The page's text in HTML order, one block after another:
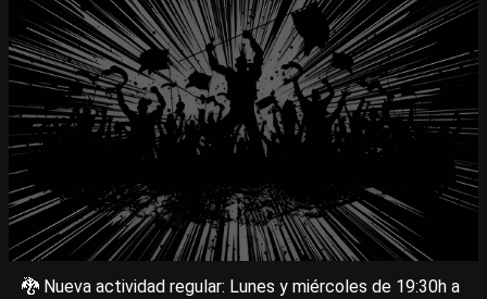
🐉 Nueva actividad regular: Lunes y miércoles de 19:30h a